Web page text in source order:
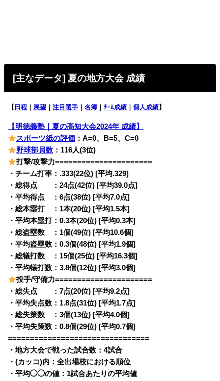
[主なデータ] 夏の地方大会 成績
【 日程 ｜ 展望 ｜注目選手 ｜名簿 ｜ﾁｰﾑ成績 ｜個人成績】
【明徳義塾｜夏の高知大会2024年 成績】
スポーツ紙の評価 ：A=0、B=5、C=0
野球部員数 ：116人(3位)
打撃/攻撃力======================
・チーム打率：.333(22位) [平均.329]
・総得点 ：24点(42位) [平均39.0点]
・平均得点 ：6点(38位) [平均7.0点]
・総本塁打 ：1本(20位) [平均1.5本]
・平均本塁打：0.3本(20位) [平均0.3本]
・総盗塁数 ：1個(49位) [平均10.6個]
・平均盗塁数：0.3個(48位) [平均1.9個]
・総犠打数 ：15個(25位) [平均16.3個]
・平均犠打数：3.8個(12位) [平均3.0個]
投手/守備力======================
・総失点 ：7点(20位) [平均9.2点]
・平均失点数：1.8点(31位) [平均1.7点]
・総失策数 ：3個(13位) [平均4.0個]
・平均失策数：0.8個(29位) [平均0.7個]
================================
・地方大会で戦った試合数：4試合
・(カッコ)内：全出場校における順位
・平均◯◯の値：1試合あたりの平均値